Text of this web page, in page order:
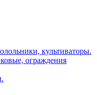
культиваторы.
ограждения